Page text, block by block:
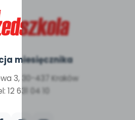
miesięcznika
3, 30-437 Kraków
12 631 04 10